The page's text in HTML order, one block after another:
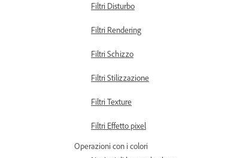
Filtri Disturbo
Filtri Rendering
Filtri Schizzo
Filtri Stilizzazione
Filtri Texture
Filtri Effetto pixel
Operazioni con i colori